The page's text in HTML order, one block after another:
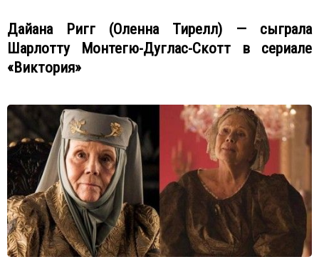
Дайана Ригг (Оленна Тирелл) — сыграла
Шарлотту Монтегю-Дуглас-Скотт в сериале
«Виктория»